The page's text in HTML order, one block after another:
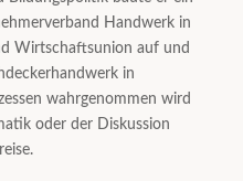
Handwerk in
Wirtschaftsunion auf und
in
wahrgenommen wird
oder der Diskussion